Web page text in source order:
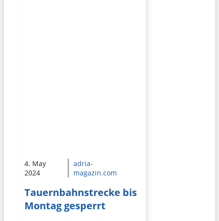
4. May
2024
adria-
magazin.com
Tauernbahnstrecke bis
Montag gesperrt